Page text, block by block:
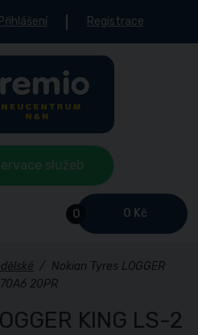
Přihlášení Registrace
0 0 Kč
služeb
/ Nokian Tyres LOGGER
20PR
KING LS-2